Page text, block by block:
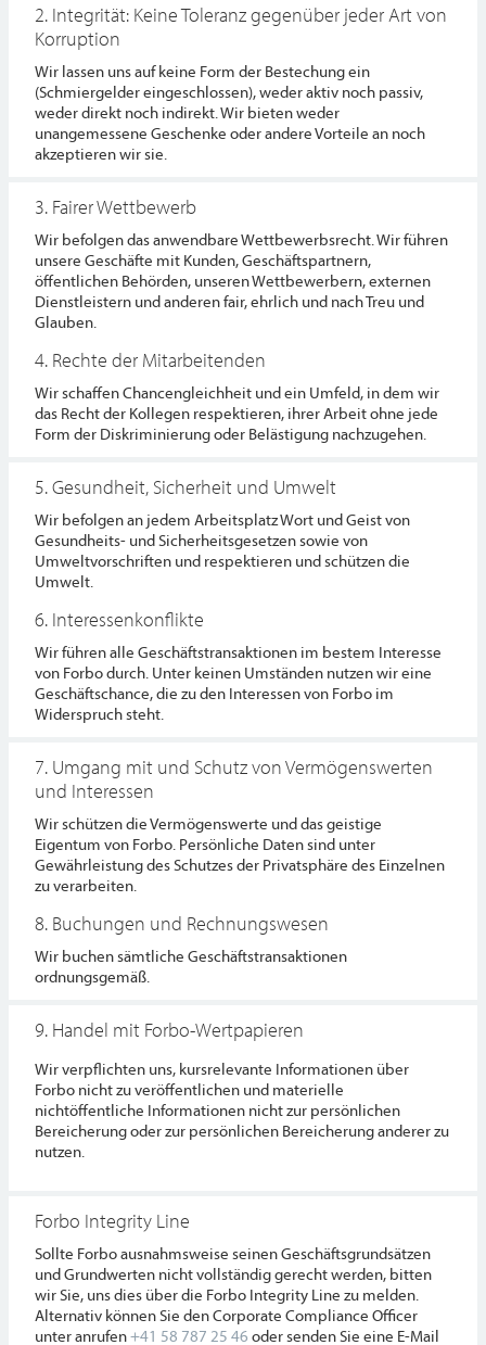
2. Integrität: Keine Toleranz gegenüber jeder Art von
Korruption
Wir lassen uns auf keine Form der Bestechung ein
(Schmiergelder eingeschlossen), weder aktiv noch passiv,
weder direkt noch indirekt. Wir bieten weder
unangemessene Geschenke oder andere Vorteile an noch
akzeptieren wir sie.
3. Fairer Wettbewerb
Wir befolgen das anwendbare Wettbewerbsrecht. Wir führen
unsere Geschäfte mit Kunden, Geschäftspartnern,
öffentlichen Behörden, unseren Wettbewerbern, externen
Dienstleistern und anderen fair, ehrlich und nach Treu und
Glauben.
4. Rechte der Mitarbeitenden
Wir schaffen Chancengleichheit und ein Umfeld, in dem wir
das Recht der Kollegen respektieren, ihrer Arbeit ohne jede
Form der Diskriminierung oder Belästigung nachzugehen.
5. Gesundheit, Sicherheit und Umwelt
Wir befolgen an jedem Arbeitsplatz Wort und Geist von
Gesundheits- und Sicherheitsgesetzen sowie von
Umweltvorschriften und respektieren und schützen die
Umwelt.
6. Interessenkonflikte
Wir führen alle Geschäftstransaktionen im bestem Interesse
von Forbo durch. Unter keinen Umständen nutzen wir eine
Geschäftschance, die zu den Interessen von Forbo im
Widerspruch steht.
7. Umgang mit und Schutz von Vermögenswerten
und Interessen
Wir schützen die Vermögenswerte und das geistige
Eigentum von Forbo. Persönliche Daten sind unter
Gewährleistung des Schutzes der Privatsphäre des Einzelnen
zu verarbeiten.
8. Buchungen und Rechnungswesen
Wir buchen sämtliche Geschäftstransaktionen
ordnungsgemäß.
9. Handel mit Forbo-Wertpapieren
Wir verpflichten uns, kursrelevante Informationen über
Forbo nicht zu veröffentlichen und materielle
nichtöffentliche Informationen nicht zur persönlichen
Bereicherung oder zur persönlichen Bereicherung anderer zu
nutzen.
Forbo Integrity Line
Sollte Forbo ausnahmsweise seinen Geschäftsgrundsätzen
und Grundwerten nicht vollständig gerecht werden, bitten
wir Sie, uns dies über die Forbo Integrity Line zu melden.
Alternativ können Sie den Corporate Compliance Officer
unter anrufen+41 58 787 25 46 oder senden Sie eine E-Mail